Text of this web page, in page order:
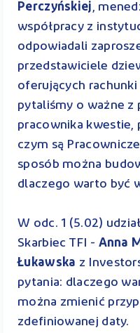
Perczyńskiej,
współpracy z
odpowiadali
przedstawiciele
oferujących
pytaliśmy o ważne z
pracownika kwestie,
czym są
sposób można
dlaczego warto być
W odc. 1 (5.02)
Skarbiec TFI - Anna
Łukawska z
pytania: dlaczego
można zmienić
zdefiniowanej daty.